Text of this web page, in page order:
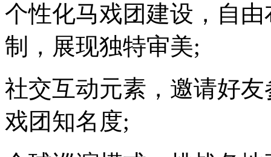
个性化马戏团建设，自
制，展现独特审美;
社交互动元素，邀请好
戏团知名度;